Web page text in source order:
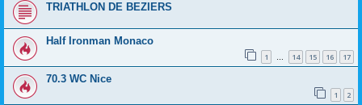
TRIATHLON DE BEZIERS
Half Ironman Monaco
1 … 14 15 16 17
70.3 WC Nice
1 2